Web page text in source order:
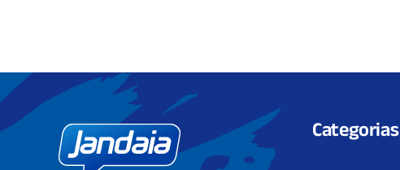
Categorias